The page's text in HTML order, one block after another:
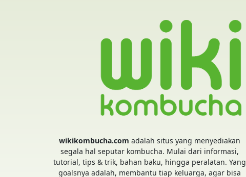
wikikombucha.com adalah situs yang menyediakan
segala hal seputar kombucha. Mulai dari informasi,
tutorial, tips & trik, bahan baku, hingga peralatan. Yang
goalsnya adalah, membantu tiap keluarga, agar bisa